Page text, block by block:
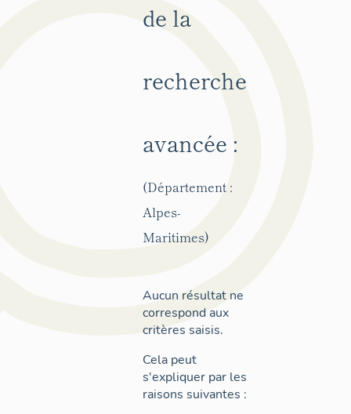
de la
recherche
avancée :
(Département :
Alpes-
Maritimes)
Aucun résultat ne
correspond aux
critères saisis.
Cela peut
s'expliquer par les
raisons suivantes :